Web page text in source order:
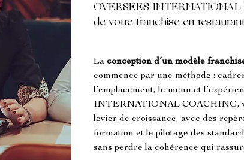
OVERSEES
de votre franchise en
La conception d’un modèle
commence par une méthode :
l’emplacement, le menu et
INTERNATIONAL COACHING,
levier de croissance, avec des
formation et le pilotage des
sans perdre la cohérence qui